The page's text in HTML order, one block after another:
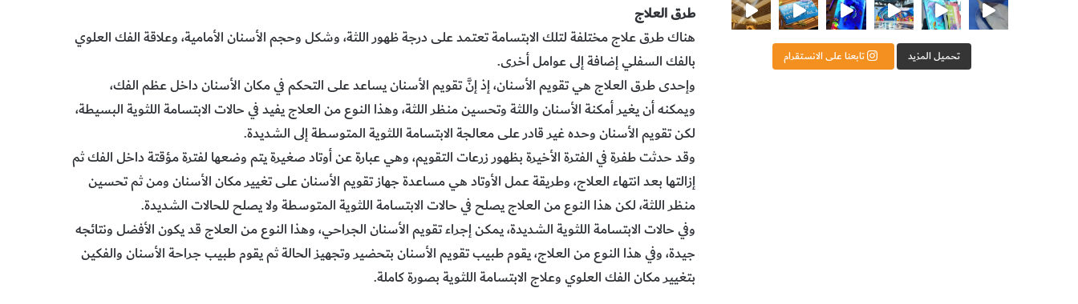
طرق العلاج
هناك طرق علاج مختلفة لتلك الابتسامة تعتمد على درجة ظهور اللثة، وشكل وحجم الأسنان الأمامية، وعلاقة الفك العلوي
بالفك السفلي إضافة إلى عوامل أخرى.
وإحدى طرق العلاج هي تقويم الأسنان، إذ إنَّ تقويم الأسنان يساعد على التحكم في مكان الأسنان داخل عظم الفك،
ويمكنه أن يغير أمكنة الأسنان واللثة وتحسين منظر اللثة، وهذا النوع من العلاج يفيد في حالات الابتسامة اللثوية البسيطة،
لكن تقويم الأسنان وحده غير قادر على معالجة الابتسامة اللثوية المتوسطة إلى الشديدة.
وقد حدثت طفرة في الفترة الأخيرة بظهور زرعات التقويم، وهي عبارة عن أوتاد صغيرة يتم وضعها لفترة مؤقتة داخل الفك ثم
إزالتها بعد انتهاء العلاج، وطريقة عمل الأوتاد هي مساعدة جهاز تقويم الأسنان على تغيير مكان الأسنان ومن ثم تحسين
منظر اللثة، لكن هذا النوع من العلاج يصلح في حالات الابتسامة اللثوية المتوسطة ولا يصلح للحالات الشديدة.
وفي حالات الابتسامة اللثوية الشديدة، يمكن إجراء تقويم الأسنان الجراحي، وهذا النوع من العلاج قد يكون الأفضل ونتائجه
جيدة، وفي هذا النوع من العلاج، يقوم طبيب تقويم الأسنان بتحضير وتجهيز الحالة ثم يقوم طبيب جراحة الأسنان والفكين
بتغيير مكان الفك العلوي وعلاج الابتسامة اللثوية بصورة كاملة.
تحميل المزيد تابعنا على الانستقرام